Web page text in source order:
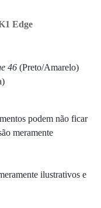
Edge
46 (Preto/Amarelo)
podem não ficar
meramente
ilustrativos e